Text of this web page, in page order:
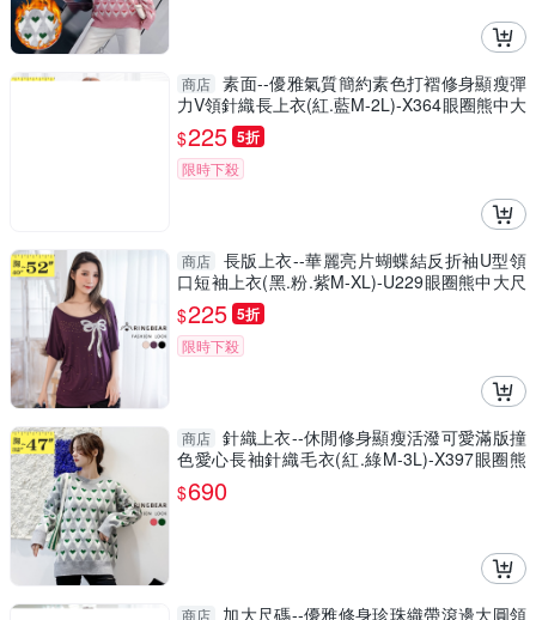
商店 素面--優雅氣質簡約素色打褶修身顯瘦彈
力V領針織長上衣(紅.藍M-2L)-X364眼圈熊中大
尺碼
$225 5折
限時下殺
商店
長版上衣--華麗亮片蝴蝶結反折袖U型領
口短袖上衣(黑.粉.紫M-XL)-U229眼圈熊中大尺
碼
$225 5折
限時下殺
商店 針織上衣--休閒修身顯瘦活潑可愛滿版撞
色愛心長袖針織毛衣(紅.綠M-3L)-X397眼圈熊
中大尺碼◎
$690
商店
加大尺碼--優雅修身珍珠織帶滾邊大圓領